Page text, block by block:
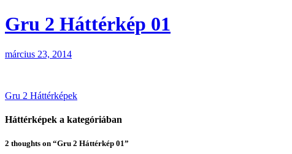
Gru 2 Háttérkép 01
március 23, 2014
Bejegyzés
navigáció
Gru 2 Háttérképek
Háttérképek a kategóriában
2 thoughts on “Gru 2 Háttérkép 01”